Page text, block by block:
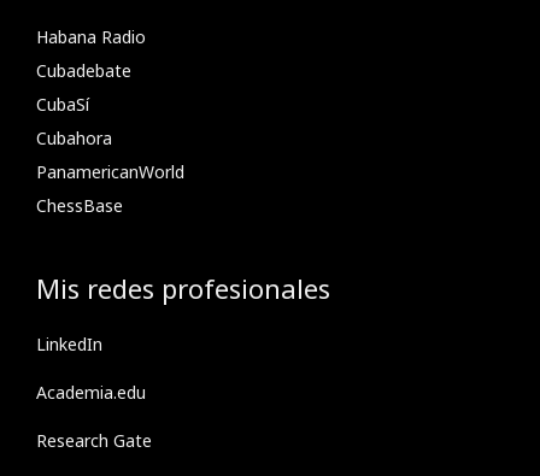
Habana Radio
Cubadebate
CubaSí
Cubahora
PanamericanWorld
ChessBase
Mis redes profesionales
LinkedIn
Academia.edu
Research Gate